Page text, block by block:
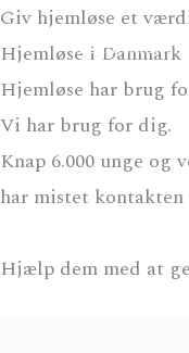
Gå
til
indholdet
Fonden
Giv hjemløse et
Hjemløse i Danmark
Hjemløse har brug
Vi har brug for dig.
Knap 6.000 unge og
har mistet
Hjælp dem med at